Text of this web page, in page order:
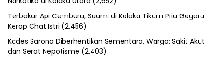
Terbakar Api Cemburu, Suami di Kolaka Tikam Pria Gegara
Kerap Chat Istri (2,456)
Kades Sarona Diberhentikan Sementara, Warga: Sakit Akut
dan Serat Nepotisme (2,403)